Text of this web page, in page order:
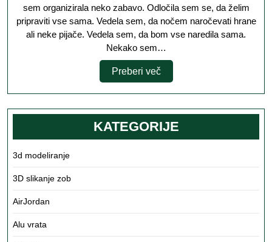
sem organizirala neko zabavo. Odločila sem se, da želim
pripraviti vse sama. Vedela sem, da nočem naročevati hrane
ali neke pijače. Vedela sem, da bom vse naredila sama.
Nekako sem…
Preberi večPreberi
več
KATEGORIJE
3d modeliranje
3D slikanje zob
AirJordan
Alu vrata